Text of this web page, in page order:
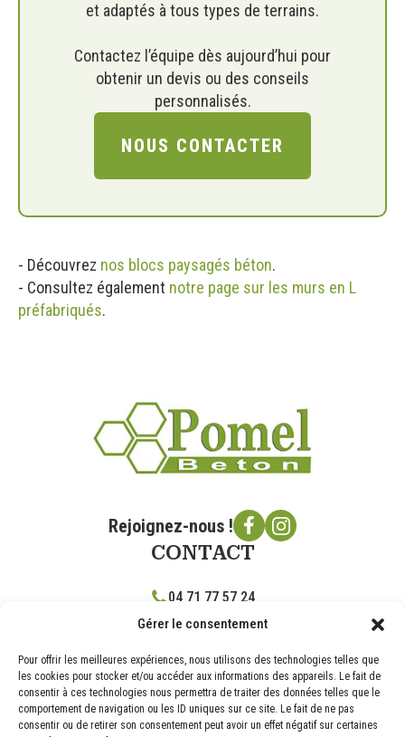
Gérer le consentement
Pour offrir les meilleures expériences, nous utilisons des technologies telles que
les cookies pour stocker et/ou accéder aux informations des appareils. Le fait de
consentir à ces technologies nous permettra de traiter des données telles que le
comportement de navigation ou les ID uniques sur ce site. Le fait de ne pas
consentir ou de retirer son consentement peut avoir un effet négatif sur certaines
et adaptés à tous types de terrains.
Contactez l’équipe dès aujourd’hui pour
obtenir un devis ou des conseils
personnalisés.
NOUS CONTACTER
- Découvrez nos blocs paysagés béton.
- Consultez également notre page sur les murs en L
préfabriqués.
Rejoignez-nous !
CONTACT
04 71 77 57 24
contact@pomelbeton.com
RD 17 route de Brassac, 43360 Vergongheon
NOS PRODUITS
BLOCS DE CONSTRUCTION